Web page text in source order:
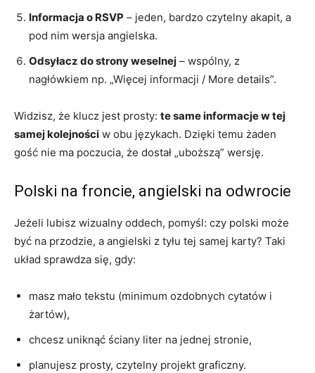
Informacja o RSVP – jeden, bardzo czytelny akapit, a
pod nim wersja angielska.
Odsyłacz do strony weselnej – wspólny, z
nagłówkiem np. „Więcej informacji / More details”.
Widzisz, że klucz jest prosty: te same informacje w tej
samej kolejności w obu językach. Dzięki temu żaden
gość nie ma poczucia, że dostał „uboższą” wersję.
Polski na froncie, angielski na odwrocie
Jeżeli lubisz wizualny oddech, pomyśl: czy polski może
być na przodzie, a angielski z tyłu tej samej karty? Taki
układ sprawdza się, gdy:
masz mało tekstu (minimum ozdobnych cytatów i
żartów),
chcesz uniknąć ściany liter na jednej stronie,
planujesz prosty, czytelny projekt graficzny.